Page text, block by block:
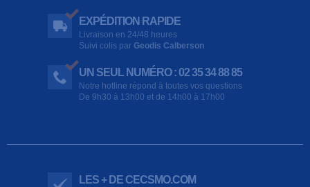
EXPÉDITION RAPIDE
Livraison en 24/48 heures
Suivi colis par Geodis Calberson
UN SEUL NUMÉRO : 02 35 34 88 85
Notre hotline répond à toutes vos questions
De 9h30 à 13h00 et de 14h00 à 17h00
LES + DE CECSMO.COM